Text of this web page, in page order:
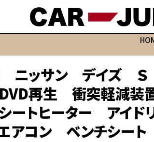
ニッサン デイズ Ｓ
再生 衝突軽減装
ートヒーター アイ
アコン ベンチシート